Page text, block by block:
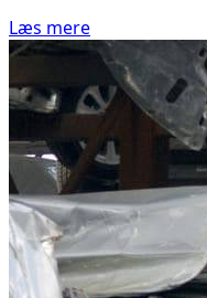
Læs mere